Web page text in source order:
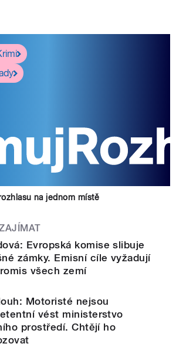
na jednom místě
Evropská komise slibuje
zámky. Emisní cíle vyžadují
všech zemí
Motoristé nejsou
vést ministerstvo
prostředí. Chtějí ho